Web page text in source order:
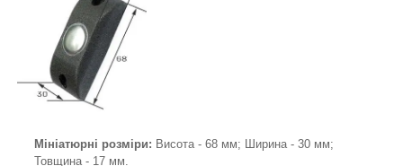
Мініатюрні розміри: Висота - 68 мм; Ширина - 30 мм;
Товщина - 17 мм.